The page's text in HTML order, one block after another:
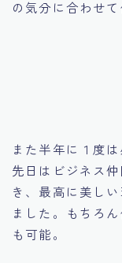
の気分に合わせ
また半年に１度
先日はビジネス
き、最高に美し
ました。もちろ
も可能。